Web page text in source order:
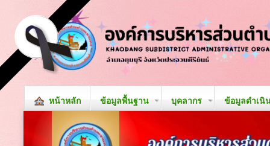
หน้าหลัก ข้อมูลพื้นฐาน บุคลากร ข้อมูลดำเนิ